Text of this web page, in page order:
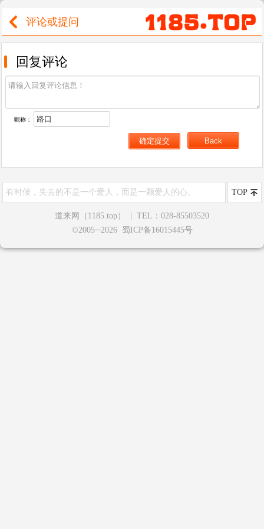
评论或提问
回复评论
昵称：
有时候，失去的不是一个爱人，而是一颗爱人的心。 TOP
道来网（1185.top）
TEL：028-85503520
©2005─2026 蜀ICP备16015445号